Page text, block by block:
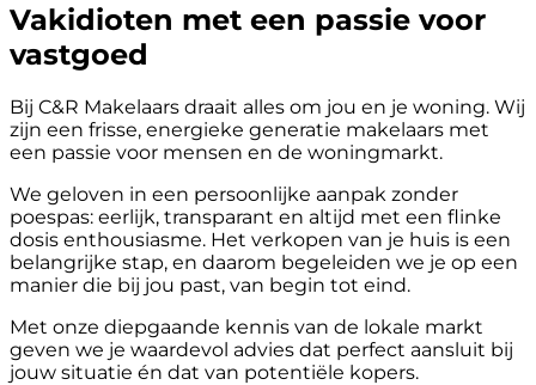
Vakidioten met een passie voor
vastgoed
Bij C&R Makelaars draait alles om jou en je woning. Wij
zijn een frisse, energieke generatie makelaars met
een passie voor mensen en de woningmarkt.
We geloven in een persoonlijke aanpak zonder
poespas: eerlijk, transparant en altijd met een flinke
dosis enthousiasme. Het verkopen van je huis is een
belangrijke stap, en daarom begeleiden we je op een
manier die bij jou past, van begin tot eind.
Met onze diepgaande kennis van de lokale markt
geven we je waardevol advies dat perfect aansluit bij
jouw situatie én dat van potentiële kopers.